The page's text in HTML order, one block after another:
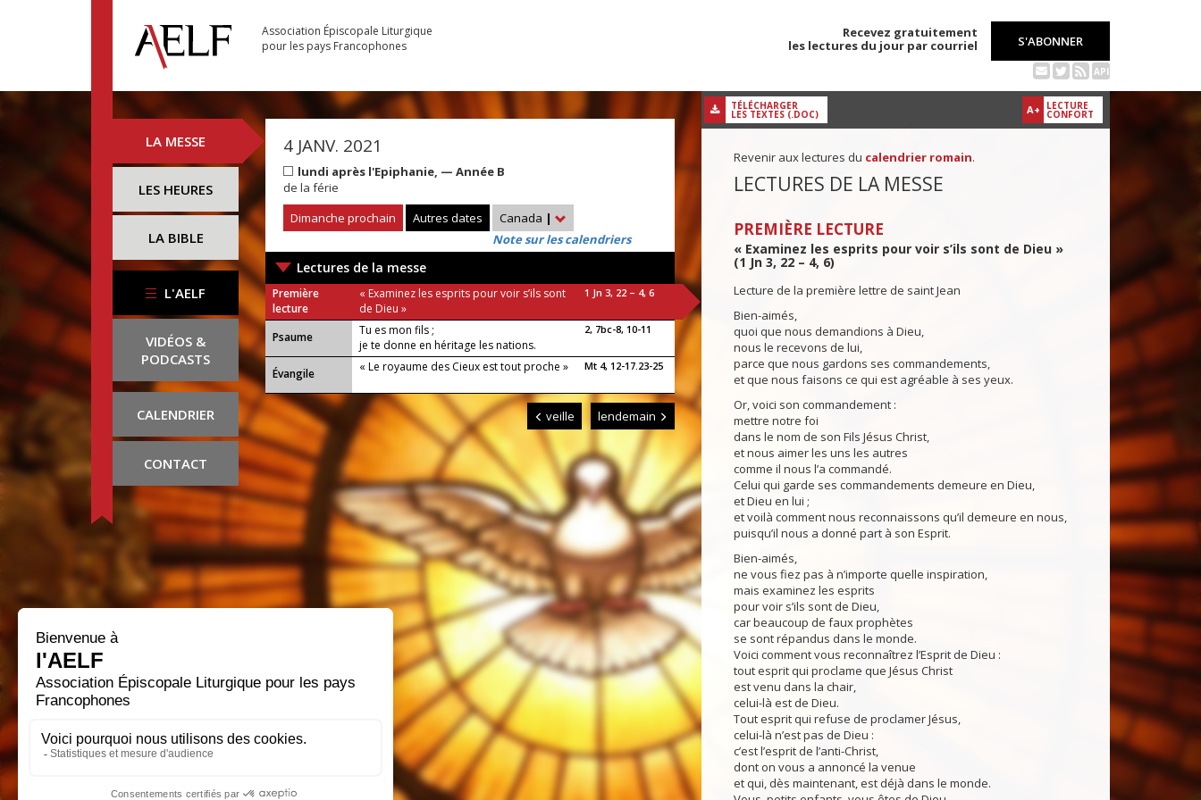
Association Épiscopale Liturgique
pour les pays Francophones
Recevez gratuitement
les lectures du jour par courriel
S'ABONNER
API
LA MESSE
LES HEURES
LA BIBLE
L'AELF
VIDÉOS &
PODCASTS
CALENDRIER
CONTACT
4 JANV. 2021
lundi après l'Epiphanie, — Année B
de la férie
Dimanche prochain
Autres dates Canada |
Note sur les calendriers
Lectures de la messe
Première
lecture
« Examinez les esprits pour voir s’ils sont
de Dieu »
1 Jn 3, 22 – 4, 6
Psaume
Tu es mon fils ;
je te donne en héritage les nations.
2, 7bc-8, 10-11
Évangile « Le royaume des Cieux est tout proche » Mt 4, 12-17.23-25
veille lendemain
A+ LECTURE
CONFORT
TÉLÉCHARGER
LES TEXTES (.DOC)
Revenir aux lectures du calendrier romain.
LECTURES DE LA MESSE
PREMIÈRE LECTURE
« Examinez les esprits pour voir s’ils sont de Dieu »
(1 Jn 3, 22 – 4, 6)
Lecture de la première lettre de saint Jean
Bien-aimés,
quoi que nous demandions à Dieu,
nous le recevons de lui,
parce que nous gardons ses commandements,
et que nous faisons ce qui est agréable à ses yeux.
Or, voici son commandement :
mettre notre foi
dans le nom de son Fils Jésus Christ,
et nous aimer les uns les autres
comme il nous l’a commandé.
Celui qui garde ses commandements demeure en Dieu,
et Dieu en lui ;
et voilà comment nous reconnaissons qu’il demeure en nous,
puisqu’il nous a donné part à son Esprit.
Bien-aimés,
ne vous fiez pas à n’importe quelle inspiration,
mais examinez les esprits
pour voir s’ils sont de Dieu,
car beaucoup de faux prophètes
se sont répandus dans le monde.
Voici comment vous reconnaîtrez l’Esprit de Dieu :
tout esprit qui proclame que Jésus Christ
est venu dans la chair,
celui-là est de Dieu.
Tout esprit qui refuse de proclamer Jésus,
celui-là n’est pas de Dieu :
c’est l’esprit de l’anti-Christ,
dont on vous a annoncé la venue
et qui, dès maintenant, est déjà dans le monde.